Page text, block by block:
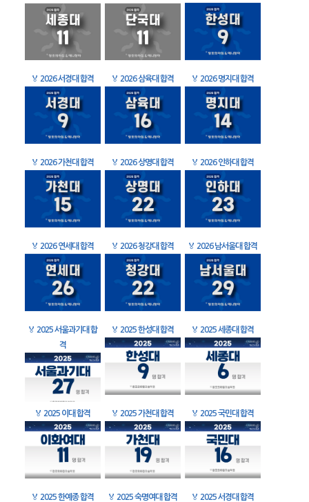
🏅 2026 서경대 합격 🏅 2026 삼육대 합격 🏅 2026 명지대 합격
🏅 2026 가천대 합격 🏅 2026 상명대 합격 🏅 2026 인하대 합격
🏅 2026 연세대 합격 🏅 2026 청강대 합격 🏅 2026 남서울대 합격
🏅 2025 서울과기대 합
격
🏅 2025 한성대 합격 🏅 2025 세종대 합격
🏅 2025 이대 합격 🏅 2025 가천대 합격 🏅 2025 국민대 합격
🏅 2025 한예종 합격 🏅 2025 숙명여대 합격 🏅 2025 서경대 합격